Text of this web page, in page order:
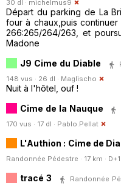
30 dl · michelmus9
Départ du parking de La
four à chaux,puis
266:265/264/263, et
Madone
J9 Cime du Diable
148 vus · 26 dl · Maglischo
Nuit à l'hôtel, ouf !
Cime de la Nauque
170 vus · 17 dl · Pablo.Pellat
L'Authion : Cime de
Randonnée Pédestre · 17 km ·
tracé 3
Randonnée